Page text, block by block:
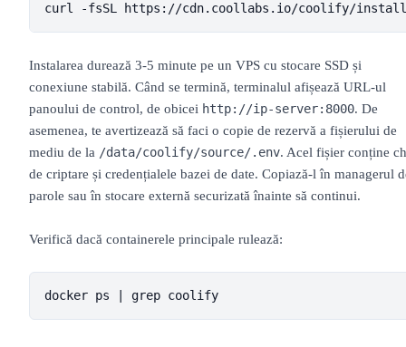
curl -fsSL https://cdn.coollabs.io/coolify/
Instalarea durează 3-5 minute pe un VPS cu stocare SSD și
conexiune stabilă. Când se termină, terminalul afișează URL-ul
panoului de control, de obicei http://ip-server:8000. De
asemenea, te avertizează să faci o copie de rezervă a fișierului de
mediu de la /data/coolify/source/.env. Acel fișier conține
de criptare și credențialele bazei de date. Copiază-l în managerul
parole sau în stocare externă securizată înainte să continui.
Verifică dacă containerele principale rulează:
docker ps | grep coolify